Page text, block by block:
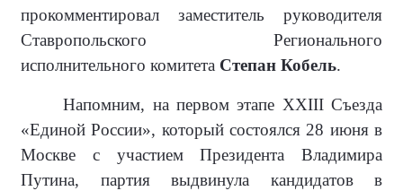
прокомментировал заместитель руководителя
Ставропольского Регионального
исполнительного комитета Степан Кобель.
Напомним, на первом этапе XXIII Съезда
«Единой России», который состоялся 28 июня в
Москве с участием Президента Владимира
Путина, партия выдвинула кандидатов в